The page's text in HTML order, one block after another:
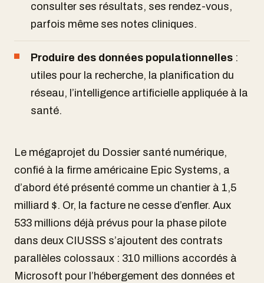
consulter ses résultats, ses rendez-vous,
parfois même ses notes cliniques.
Produire des données populationnelles :
utiles pour la recherche, la planification du
réseau, l’intelligence artificielle appliquée à la
santé.
Le mégaprojet du Dossier santé numérique,
confié à la firme américaine Epic Systems, a
d’abord été présenté comme un chantier à 1,5
milliard $. Or, la facture ne cesse d’enfler. Aux
533 millions déjà prévus pour la phase pilote
dans deux CIUSSS s’ajoutent des contrats
parallèles colossaux : 310 millions accordés à
Microsoft pour l’hébergement des données et